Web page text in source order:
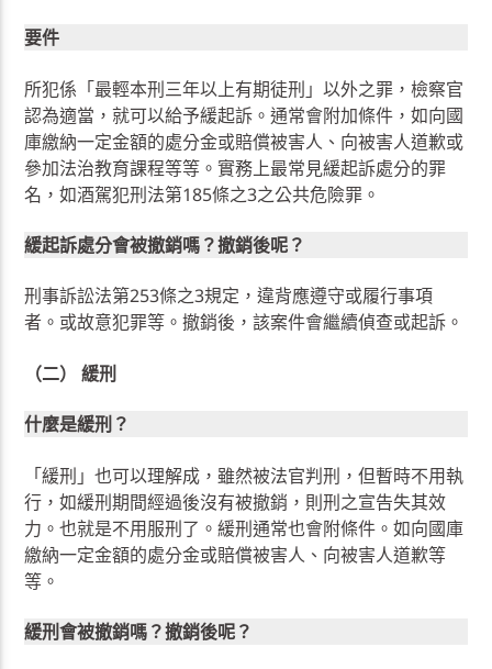
要件
所犯係「最輕本刑三年以上有期徒刑」以外之罪，檢察官
認為適當，就可以給予緩起訴。通常會附加條件，如向國
庫繳納一定金額的處分金或賠償被害人、向被害人道歉或
參加法治教育課程等等。實務上最常見緩起訴處分的罪
名，如酒駕犯刑法第185條之3之公共危險罪。
緩起訴處分會被撤銷嗎？撤銷後呢？
刑事訴訟法第253條之3規定，違背應遵守或履行事項
者。或故意犯罪等。撤銷後，該案件會繼續偵查或起訴。
（二） 緩刑
什麼是緩刑？
「緩刑」也可以理解成，雖然被法官判刑，但暫時不用執
行，如緩刑期間經過後沒有被撤銷，則刑之宣告失其效
力。也就是不用服刑了。緩刑通常也會附條件。如向國庫
繳納一定金額的處分金或賠償被害人、向被害人道歉等
等。
緩刑會被撤銷嗎？撤銷後呢？